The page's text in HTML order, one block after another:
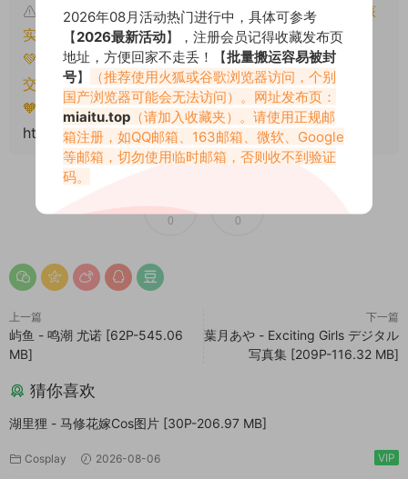
本文资源仅供个人参考学习，请勿批量搬运，一经核
实将封禁账号权限！
💚本文资源均来源网友分享，若侵犯了您的权益可以提
交工单处理。
🧡转载请注明出处！原文链接：
https://miaitu.cc/81515.html
0 0
上一篇
屿鱼 - 鸣潮 尤诺 [62P-545.06
MB]
下一篇
葉月あや - Exciting Girls デジタル
写真集 [209P-116.32 MB]
猜你喜欢
湖里狸 - 马修花嫁Cos图片 [30P-206.97 MB]
Cosplay 2026-08-06 VIP
2026年08月活动热门进行中，具体可参考
【2026最新活动】，注册会员记得收藏发布页
地址，方便回家不走丢！【批量搬运容易被封
号】
（推荐使用火狐或谷歌浏览器访问，个别
国产浏览器可能会无法访问）。网址发布页：
miaitu.top （请加入收藏夹）。请使用正规邮
箱注册，如QQ邮箱、163邮箱、微软、Google
等邮箱，切勿使用临时邮箱，否则收不到验证
码。